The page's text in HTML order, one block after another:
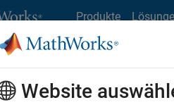
Produkte
MathWorks
Stellensuche
Website